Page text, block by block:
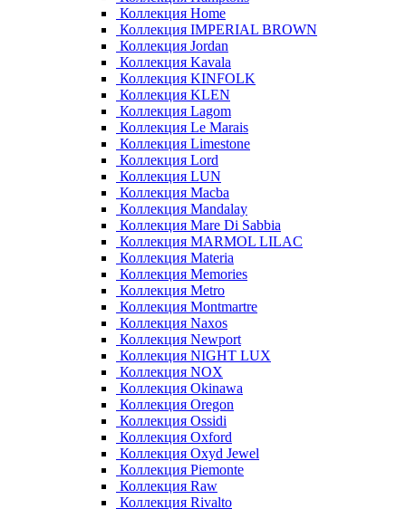
Коллекция Home
Коллекция IMPERIAL BROWN
Коллекция Jordan
Коллекция Kavala
Коллекция KINFOLK
Коллекция KLEN
Коллекция Lagom
Коллекция Le Marais
Коллекция Limestone
Коллекция Lord
Коллекция LUN
Коллекция Macba
Коллекция Mandalay
Коллекция Mare Di Sabbia
Коллекция MARMOL LILAC
Коллекция Materia
Коллекция Memories
Коллекция Metro
Коллекция Montmartre
Коллекция Naxos
Коллекция Newport
Коллекция NIGHT LUX
Коллекция NOX
Коллекция Okinawa
Коллекция Oregon
Коллекция Ossidi
Коллекция Oxford
Коллекция Oxyd Jewel
Коллекция Piemonte
Коллекция Raw
Коллекция Rivalto